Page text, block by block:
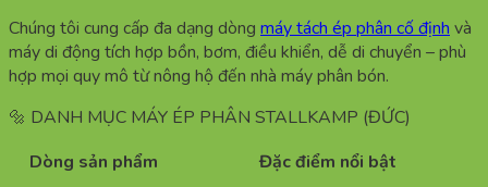
Chúng tôi cung cấp đa dạng dòng máy tách ép phân cố định và
máy di động tích hợp bồn, bơm, điều khiển, dễ di chuyển – phù
hợp mọi quy mô từ nông hộ đến nhà máy phân bón.
🔩 DANH MỤC MÁY ÉP PHÂN STALLKAMP (ĐỨC)
Dòng sản phẩm
Đặc điểm nổi bật